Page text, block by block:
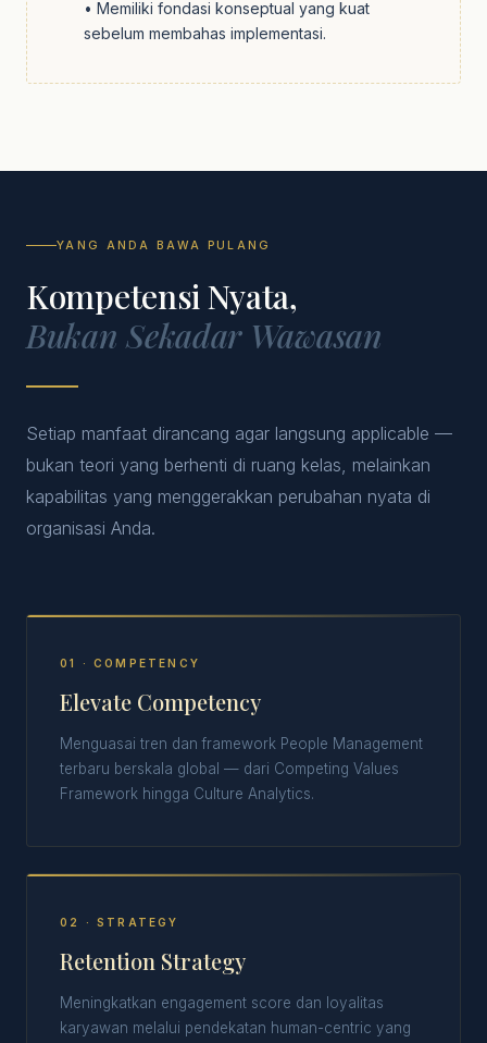
• Memiliki fondasi konseptual yang kuat
sebelum membahas implementasi.
YANG ANDA BAWA PULANG
Kompetensi Nyata,
Bukan Sekadar Wawasan
Setiap manfaat dirancang agar langsung applicable —
bukan teori yang berhenti di ruang kelas, melainkan
kapabilitas yang menggerakkan perubahan nyata di
organisasi Anda.
01 · COMPETENCY
Elevate Competency
Menguasai tren dan framework People Management
terbaru berskala global — dari Competing Values
Framework hingga Culture Analytics.
02 · STRATEGY
Retention Strategy
Meningkatkan engagement score dan loyalitas
karyawan melalui pendekatan human-centric yang